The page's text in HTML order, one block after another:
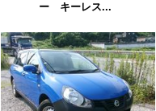
ー キーレス...